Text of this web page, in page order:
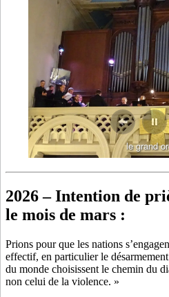
le grand
2026 – Intention de
le mois de mars :
Prions pour que les nations
effectif, en particulier le
du monde choisissent le chemin du
non celui de la violence. »